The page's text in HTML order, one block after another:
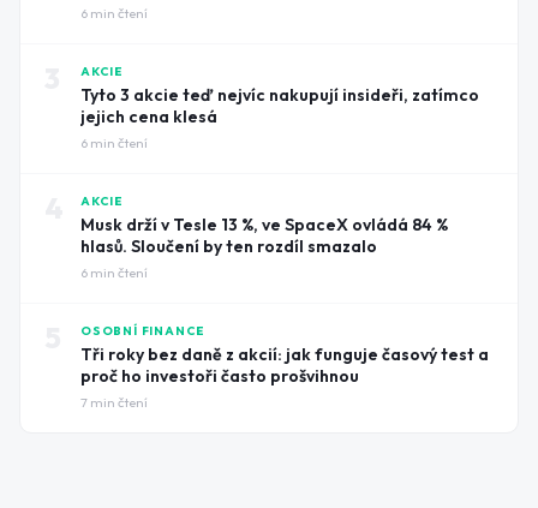
6 min čtení
AKCIE
Tyto 3 akcie teď nejvíc nakupují insideři, zatímco
jejich cena klesá
6 min čtení
AKCIE
Musk drží v Tesle 13 %, ve SpaceX ovládá 84 %
hlasů. Sloučení by ten rozdíl smazalo
6 min čtení
OSOBNÍ FINANCE
Tři roky bez daně z akcií: jak funguje časový test a
proč ho investoři často prošvihnou
7 min čtení